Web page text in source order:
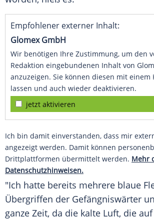
Empfohlener externer Inhalt:
Glomex GmbH
Wir benötigen Ihre Zustimmung, um den
Redaktion eingebundenen Inhalt von
anzuzeigen. Sie können diesen mit einem
lassen und auch wieder deaktivieren.
jetzt aktivieren
Ich bin damit einverstanden, dass mir
angezeigt werden. Damit können
Drittplattformen übermittelt werden. Mehr
Datenschutzhinweisen.
"Ich hatte bereits mehrere blaue
Übergriffen der Gefängniswärter
ganze Zeit, da die kalte Luft, die